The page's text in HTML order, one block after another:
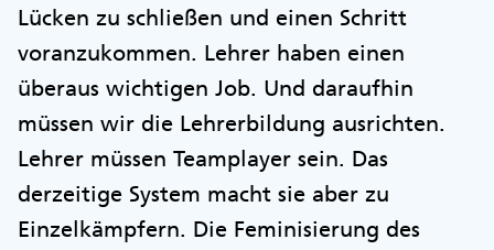
Lücken zu schließen und einen Schritt
voranzukommen. Lehrer haben einen
überaus wichtigen Job. Und daraufhin
müssen wir die Lehrerbildung ausrichten.
Lehrer müssen Teamplayer sein. Das
derzeitige System macht sie aber zu
Einzelkämpfern. Die Feminisierung des